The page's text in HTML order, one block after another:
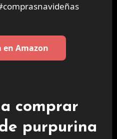
en Amazon
comprar
purpurina